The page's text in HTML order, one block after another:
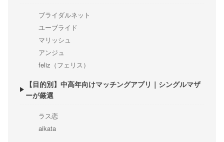
ブライダルネット
ユーブライド
マリッシュ
アンジュ
feliz（フェリス）
【目的別】中高年向けマッチングアプリ｜シングルマザ
ーが厳選
ラス恋
aikata